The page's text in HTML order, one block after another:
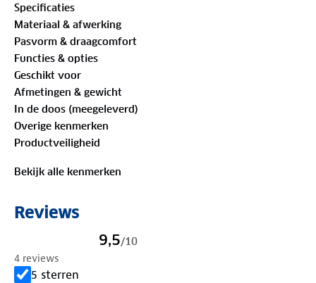
perfecte balans tussen stevigheid en flexibiliteit. De
stevige natuurrubberen profielzool zorgt voor
uitstekende grip op verschillende terreinen, terwijl
het uitneembare voetbed van zacht schuim
optimale demping en ondersteuning biedt voor
lange dagen in beweging. De stevige katoenen
veters zorgen voor een betrouwbare en
comfortabele pasvorm.
Met deze veelzijdige dames bergschoenen trotseer
Specificaties
Materiaal & afwerking
Pasvorm & draagcomfort
Functies & opties
Geschikt voor
Afmetingen & gewicht
In de doos (meegeleverd)
Overige kenmerken
Productveiligheid
Bekijk alle kenmerken
Reviews
9,5/10
4 reviews
5 sterren